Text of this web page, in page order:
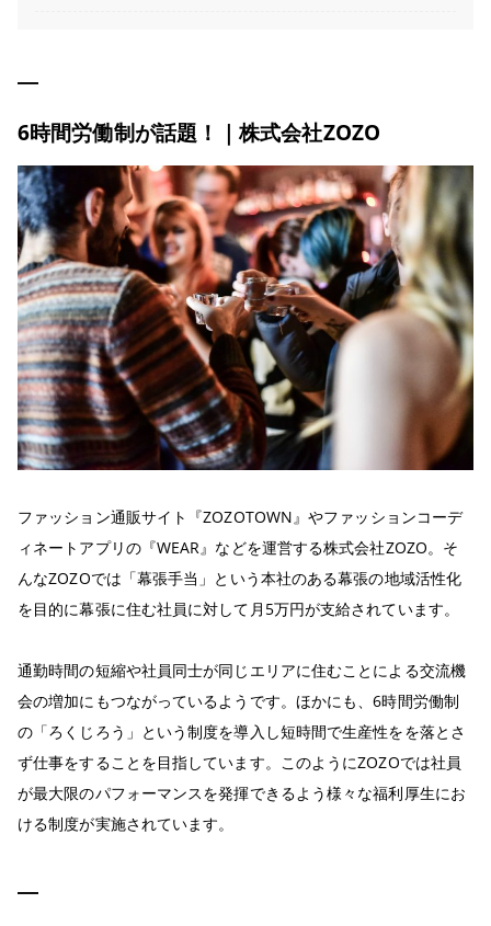
6時間労働制が話題！｜株式会社ZOZO
ファッション通販サイト『ZOZOTOWN』やファッションコーデ
ィネートアプリの『WEAR』などを運営する株式会社ZOZO。そ
んなZOZOでは「幕張手当」という本社のある幕張の地域活性化
を目的に幕張に住む社員に対して月5万円が支給されています。
通勤時間の短縮や社員同士が同じエリアに住むことによる交流機
会の増加にもつながっているようです。ほかにも、6時間労働制
の「ろくじろう」という制度を導入し短時間で生産性をを落とさ
ず仕事をすることを目指しています。このようにZOZOでは社員
が最大限のパフォーマンスを発揮できるよう様々な福利厚生にお
ける制度が実施されています。